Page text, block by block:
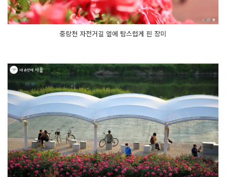
중랑천 자전거길 옆에 탐스럽게 핀 장미